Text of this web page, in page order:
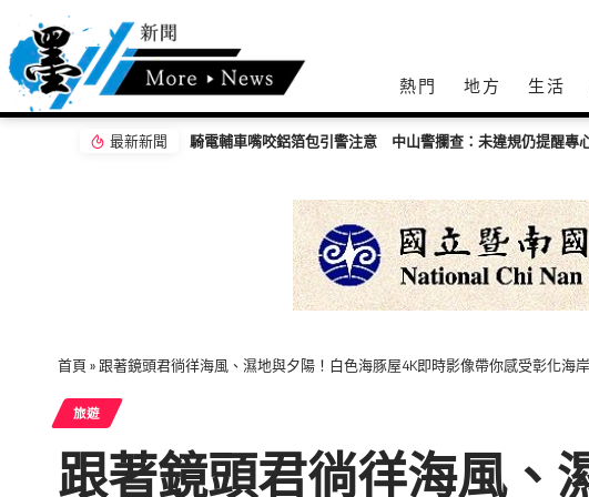
熱門 地方 生活
最新新聞
提醒專心騎乘 內湖邊坡才崩塌又遇颱風 蔣萬安冒雨勘查：安全前提拚
首頁 » 跟著鏡頭君徜徉海風、濕地與夕陽！白色海豚屋4K即時影像帶你感受彰化海
旅遊
跟著鏡頭君徜徉海風、